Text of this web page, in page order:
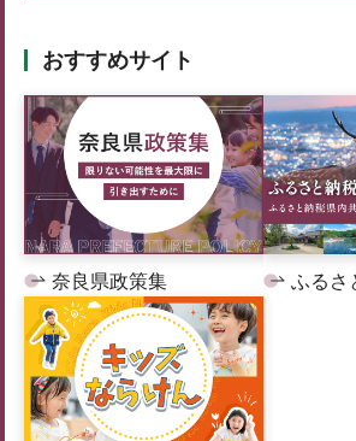
おすすめサイト
奈良県政策集 ふるさ